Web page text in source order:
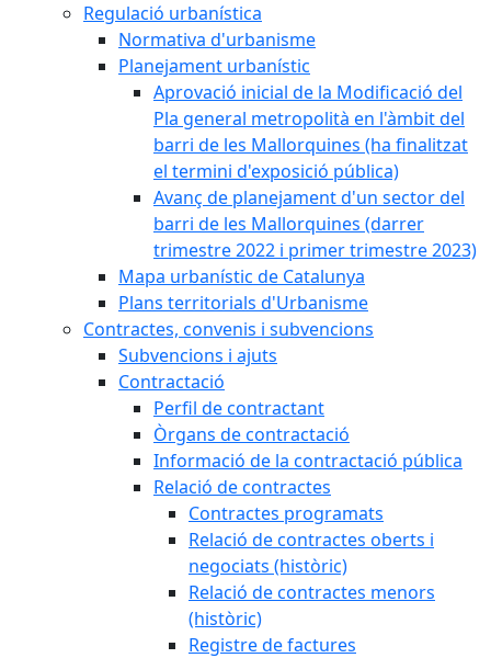
Regulació urbanística
Normativa d'urbanisme
Planejament urbanístic
Aprovació inicial de la Modificació del
Pla general metropolità en l'àmbit del
barri de les Mallorquines (ha finalitzat
el termini d'exposició pública)
Avanç de planejament d'un sector del
barri de les Mallorquines (darrer
trimestre 2022 i primer trimestre 2023)
Mapa urbanístic de Catalunya
Plans territorials d'Urbanisme
Contractes, convenis i subvencions
Subvencions i ajuts
Contractació
Perfil de contractant
Òrgans de contractació
Informació de la contractació pública
Relació de contractes
Contractes programats
Relació de contractes oberts i
negociats (històric)
Relació de contractes menors
(històric)
Registre de factures